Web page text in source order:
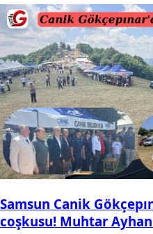
Samsun Canik
coşkusu! Muhtar